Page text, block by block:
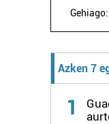
Gehiago:
Azken 7
1